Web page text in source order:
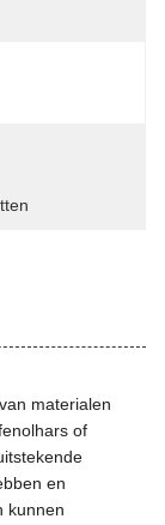
materialen
of
en
kunnen